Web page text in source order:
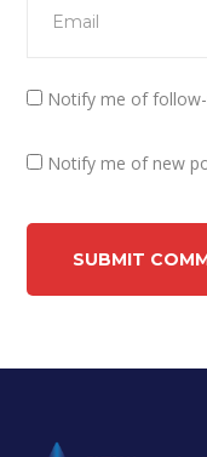
Notify me of
Notify me of new